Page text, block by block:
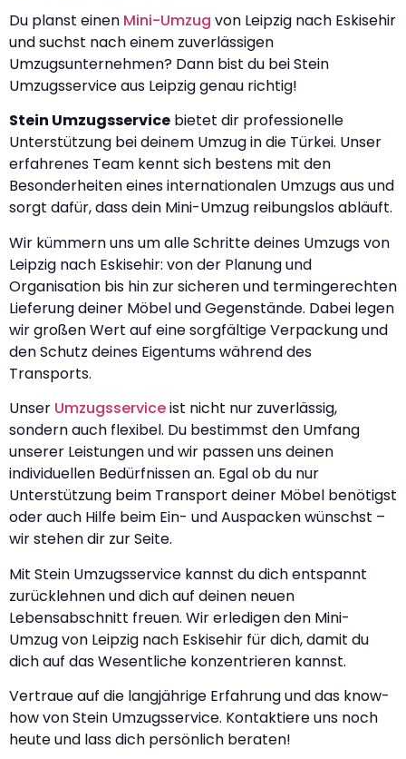
Du planst einen Mini-Umzug von Leipzig nach Eskisehir
und suchst nach einem zuverlässigen
Umzugsunternehmen? Dann bist du bei Stein
Umzugsservice aus Leipzig genau richtig!
Stein Umzugsservice bietet dir professionelle
Unterstützung bei deinem Umzug in die Türkei. Unser
erfahrenes Team kennt sich bestens mit den
Besonderheiten eines internationalen Umzugs aus und
sorgt dafür, dass dein Mini-Umzug reibungslos abläuft.
Wir kümmern uns um alle Schritte deines Umzugs von
Leipzig nach Eskisehir: von der Planung und
Organisation bis hin zur sicheren und termingerechten
Lieferung deiner Möbel und Gegenstände. Dabei legen
wir großen Wert auf eine sorgfältige Verpackung und
den Schutz deines Eigentums während des
Transports.
Unser Umzugsserviceist nicht nur zuverlässig,
sondern auch flexibel. Du bestimmst den Umfang
unserer Leistungen und wir passen uns deinen
individuellen Bedürfnissen an. Egal ob du nur
Unterstützung beim Transport deiner Möbel benötigst
oder auch Hilfe beim Ein- und Auspacken wünschst –
wir stehen dir zur Seite.
Mit Stein Umzugsservice kannst du dich entspannt
zurücklehnen und dich auf deinen neuen
Lebensabschnitt freuen. Wir erledigen den Mini-
Umzug von Leipzig nach Eskisehir für dich, damit du
dich auf das Wesentliche konzentrieren kannst.
Vertraue auf die langjährige Erfahrung und das know-
how von Stein Umzugsservice. Kontaktiere uns noch
heute und lass dich persönlich beraten!